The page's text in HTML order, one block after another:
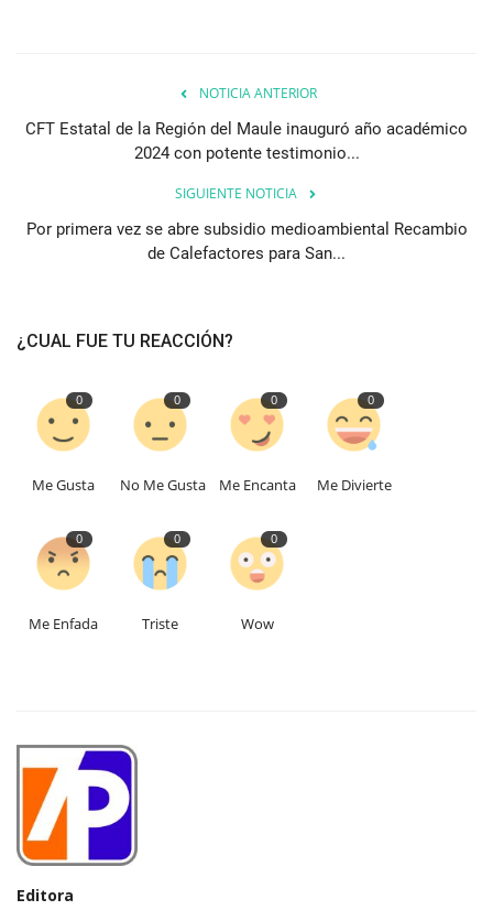
NOTICIA ANTERIOR
CFT Estatal de la Región del Maule inauguró año académico
2024 con potente testimonio...
SIGUIENTE NOTICIA
Por primera vez se abre subsidio medioambiental Recambio
de Calefactores para San...
¿CUAL FUE TU REACCIÓN?
0
Me Gusta
0
No Me Gusta
0
Me Encanta
0
Me Divierte
0
Me Enfada
0
Triste
0
Wow
Editora